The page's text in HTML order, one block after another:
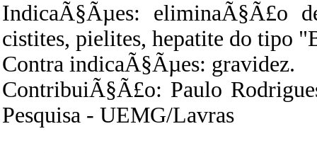
IndicaÃ§Ãµes: eliminaÃ§Ã£o
cistites, pielites, hepatite do tipo
Contra indicaÃ§Ãµes: gravidez.
ContribuiÃ§Ã£o: Paulo
Pesquisa - UEMG/Lavras